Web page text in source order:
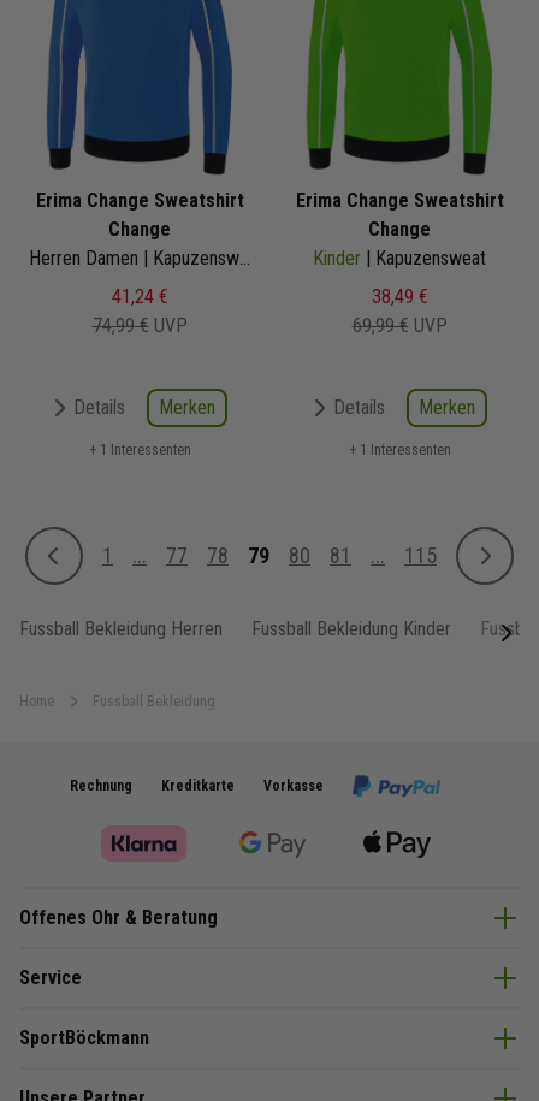
Home Fussball Bekleidung
Erima Change Sweatshirt
Change
41,24 €
74,99 € UVP
Details Merken
+ 1 Interessenten
Erima Change Sweatshirt
Change
Kinder | Kapuzensweat
38,49 €
69,99 € UVP
Details Merken
+ 1 Interessenten
Seite
ZurückSeite
1 ...
Seite
77
Seite
78
Sie lesen gerade Seite
79
Seite
80
Seite
81 ...
Seite
115
Weiter
Rechnung Kreditkarte Vorkasse
Offenes Ohr & Beratung
Service
SportBöckmann
Fussball Bekleidung Herren Fussball Bekleidung Kinder